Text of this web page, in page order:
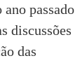
passado
discussões
das